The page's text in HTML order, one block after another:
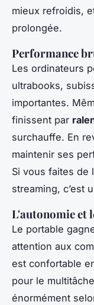
mieux refroidis,
prolongée.
Performance
Les ordinateurs
ultrabooks,
importantes.
finissent par
surchauffe. En
maintenir ses
Si vous faites de
streaming, c’est
L'autonomie et
Le portable
attention aux
est confortable
pour le
énormément